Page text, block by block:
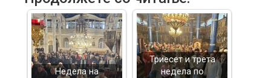
Недела на
Триесет и трета
недела по